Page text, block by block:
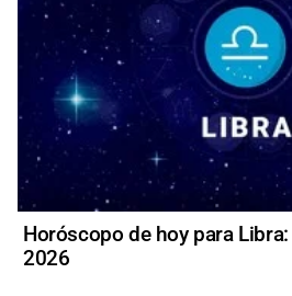
Horóscopo de hoy para
2026